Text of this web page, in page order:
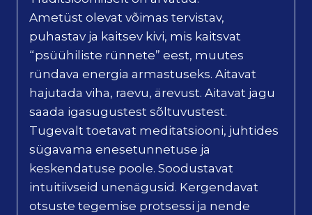
Ametüst olevat võimas tervistav,
puhastav ja kaitsev kivi, mis kaitsvat
“psüühiliste rünnete” eest, muutes
ründava energia armastuseks. Aitavat
hajutada viha, raevu, ärevust. Aitavat jagu
saada igasugustest sõltuvustest.
Tugevalt toetavat meditatsiooni, juhtides
sügavama enesetunnetuse ja
keskendatuse poole. Soodustavat
intuitiivseid unenägusid. Kergendavat
otsuste tegemise protsessi ja nende